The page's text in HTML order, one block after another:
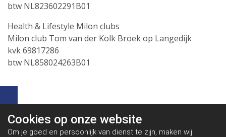
btw NL823602291B01
Health & Lifestyle Milon clubs
Milon club Tom van der Kolk Broek op Langedijk
kvk 69817286
btw NL858024263B01
Cookies op onze website
Om je goed en persoonlijk van dienst te zijn, maken wij